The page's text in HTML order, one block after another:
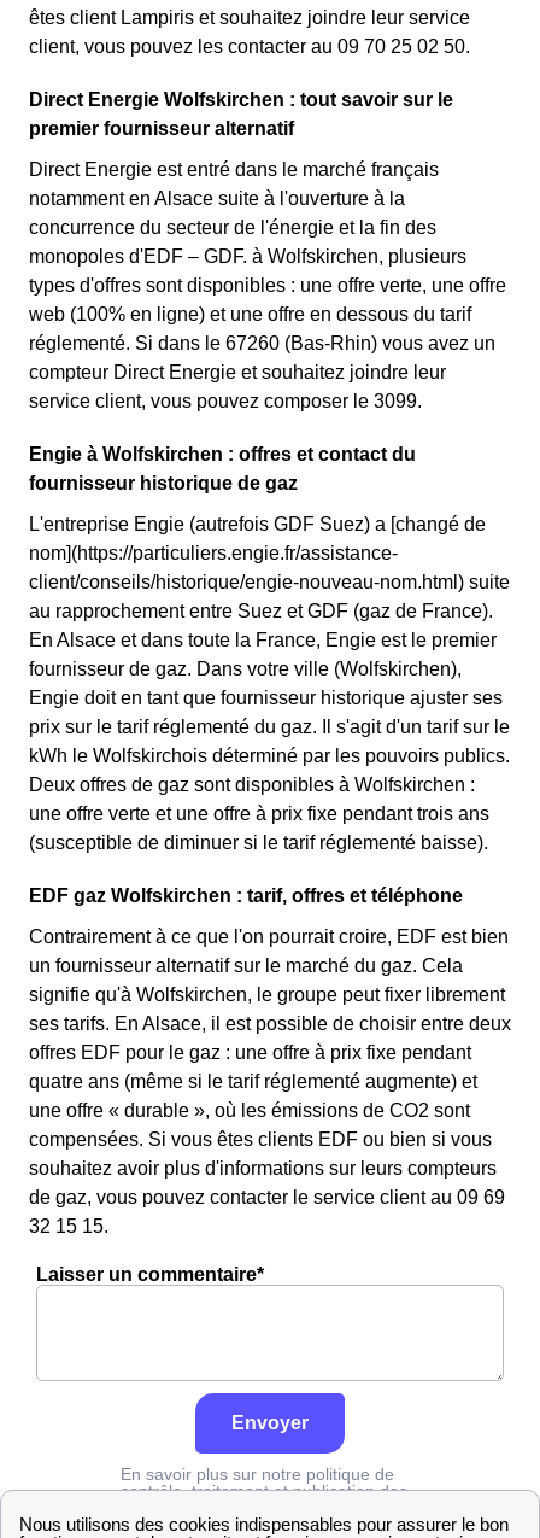
êtes client Lampiris et souhaitez joindre leur service
client, vous pouvez les contacter au 09 70 25 02 50.
Direct Energie Wolfskirchen : tout savoir sur le
premier fournisseur alternatif
Direct Energie est entré dans le marché français
notamment en Alsace suite à l'ouverture à la
concurrence du secteur de l'énergie et la fin des
monopoles d'EDF – GDF. à Wolfskirchen, plusieurs
types d'offres sont disponibles : une offre verte, une offre
web (100% en ligne) et une offre en dessous du tarif
réglementé. Si dans le 67260 (Bas-Rhin) vous avez un
compteur Direct Energie et souhaitez joindre leur
service client, vous pouvez composer le 3099.
Engie à Wolfskirchen : offres et contact du
fournisseur historique de gaz
L'entreprise Engie (autrefois GDF Suez) a [changé de
nom](https://particuliers.engie.fr/assistance-
client/conseils/historique/engie-nouveau-nom.html) suite
au rapprochement entre Suez et GDF (gaz de France).
En Alsace et dans toute la France, Engie est le premier
fournisseur de gaz. Dans votre ville (Wolfskirchen),
Engie doit en tant que fournisseur historique ajuster ses
prix sur le tarif réglementé du gaz. Il s'agit d'un tarif sur le
kWh le Wolfskirchois déterminé par les pouvoirs publics.
Deux offres de gaz sont disponibles à Wolfskirchen :
une offre verte et une offre à prix fixe pendant trois ans
(susceptible de diminuer si le tarif réglementé baisse).
EDF gaz Wolfskirchen : tarif, offres et téléphone
Contrairement à ce que l'on pourrait croire, EDF est bien
un fournisseur alternatif sur le marché du gaz. Cela
signifie qu'à Wolfskirchen, le groupe peut fixer librement
ses tarifs. En Alsace, il est possible de choisir entre deux
offres EDF pour le gaz : une offre à prix fixe pendant
quatre ans (même si le tarif réglementé augmente) et
une offre « durable », où les émissions de CO2 sont
compensées. Si vous êtes clients EDF ou bien si vous
souhaitez avoir plus d'informations sur leurs compteurs
de gaz, vous pouvez contacter le service client au 09 69
32 15 15.
Laisser un commentaire*
Envoyer
En savoir plus sur notre politique de
contrôle, traitement et publication des